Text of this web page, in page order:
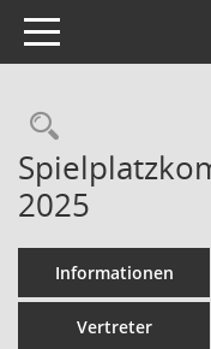
Toggle navigation
2025
Informationen
Vertreter